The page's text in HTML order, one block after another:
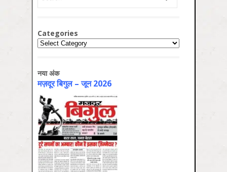
Categories
Categories
नया अंक
मज़दूर बिगुल – जून 2026